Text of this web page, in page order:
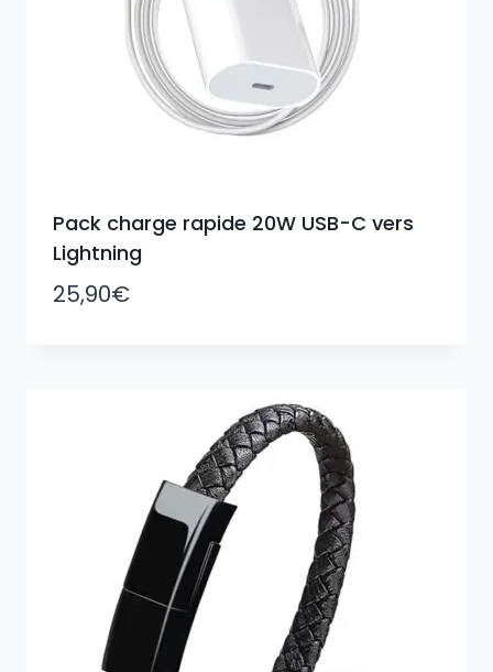
Pack charge rapide 20W USB-C vers
Lightning
25,90€